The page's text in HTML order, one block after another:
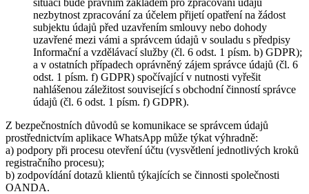
situaci bude právním základem pro zpracování údajů
nezbytnost zpracování za účelem přijetí opatření na žádost
subjektu údajů před uzavřením smlouvy nebo dohody
uzavřené mezi vámi a správcem údajů v souladu s předpisy
Informační a vzdělávací služby (čl. 6 odst. 1 písm. b) GDPR);
a v ostatních případech oprávněný zájem správce údajů (čl. 6
odst. 1 písm. f) GDPR) spočívající v nutnosti vyřešit
nahlášenou záležitost související s obchodní činností správce
údajů (čl. 6 odst. 1 písm. f) GDPR).
Z bezpečnostních důvodů se komunikace se správcem údajů
prostřednictvím aplikace WhatsApp může týkat výhradně:
a) podpory při procesu otevření účtu (vysvětlení jednotlivých kroků
registračního procesu);
b) zodpovídání dotazů klientů týkajících se činnosti společnosti
OANDA.